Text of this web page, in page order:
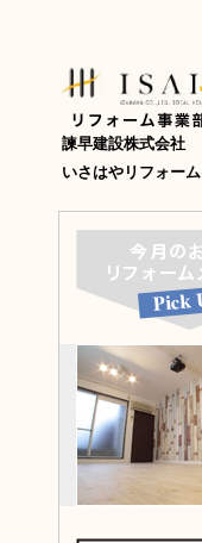
諫早建設株式会社
いさはやリフォーム